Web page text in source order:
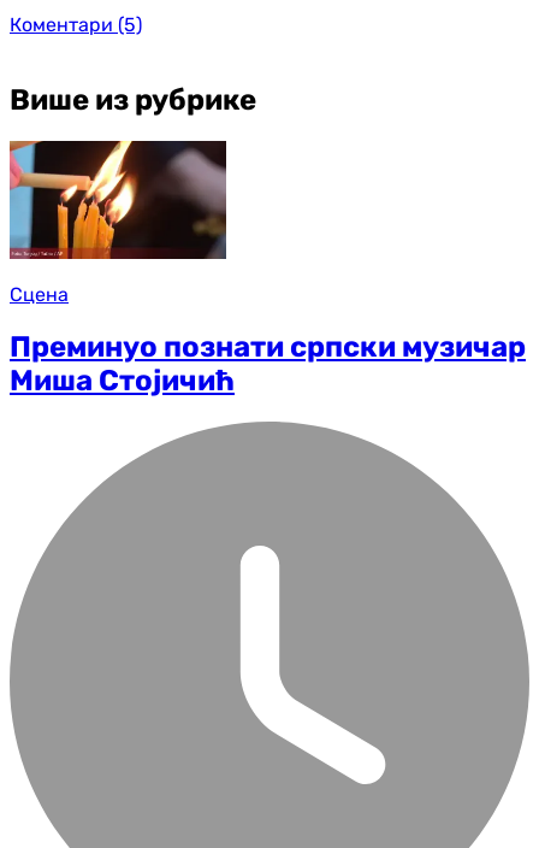
Коментари (5)
Више из рубрике
Сцена
Преминуо познати српски музичар
Миша Стојичић